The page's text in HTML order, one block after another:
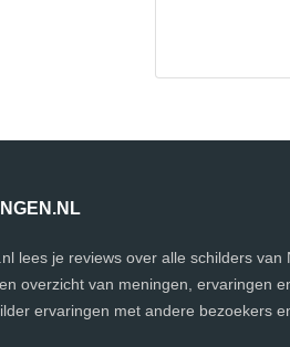
lees je reviews over alle schilders van
overzicht van meningen, ervaringen
ervaringen met andere bezoekers